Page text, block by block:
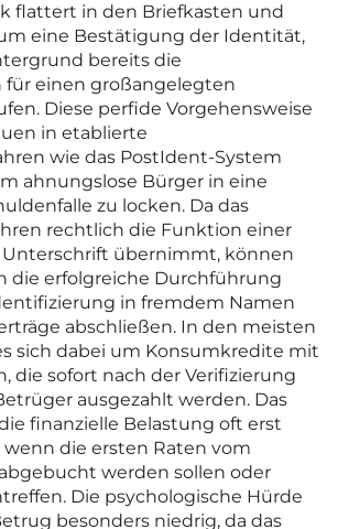
flattert in den Briefkasten und
eine Bestätigung der Identität,
bereits die
für einen großangelegten
Diese perfide Vorgehensweise
in etablierte
wie das PostIdent-System
ahnungslose Bürger in eine
zu locken. Da das
rechtlich die Funktion einer
übernimmt, können
die erfolgreiche Durchführung
in fremdem Namen
abschließen. In den meisten
sich dabei um Konsumkredite mit
die sofort nach der Verifizierung
ausgezahlt werden. Das
finanzielle Belastung oft erst
wenn die ersten Raten vom
werden sollen oder
Die psychologische Hürde
besonders niedrig, da das